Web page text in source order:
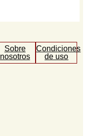
Sobre
nosotros
Condiciones
de uso